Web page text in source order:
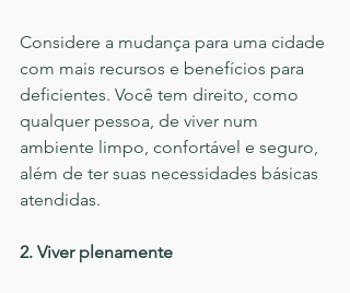
Considere a mudança para uma cidade
com mais recursos e benefícios para
deficientes. Você tem direito, como
qualquer pessoa, de viver num
ambiente limpo, confortável e seguro,
além de ter suas necessidades básicas
atendidas.
2. Viver plenamente